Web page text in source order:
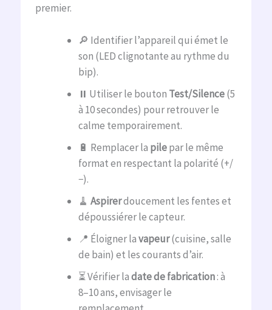
premier.
🔎 Identifier l’appareil qui émet le
son (LED clignotante au rythme du
bip).
⏸️ Utiliser le bouton Test/Silence(5
à 10 secondes) pour retrouver le
calme temporairement.
🔋 Remplacer la pilepar le même
format en respectant la polarité (+/
−).
🧹 Aspirerdoucement les fentes et
dépoussiérer le capteur.
📍 Éloigner lavapeur(cuisine, salle
de bain) et les courants d’air.
⏳ Vérifier ladate de fabrication: à
8–10 ans, envisager le